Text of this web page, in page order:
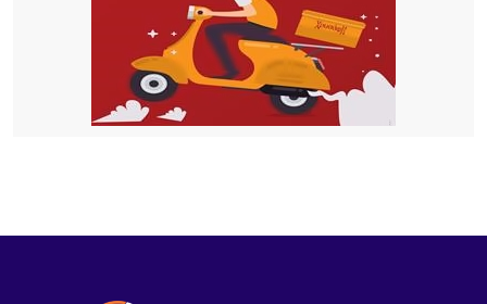
1 ΗΜΈΡΑ ΠΡΙΝ
Εθελοντές ένωσαν τις δυνάμεις τους για μια
καθαρότερη Αγία Βαρβάρα στη Λήμνο
1 ΗΜΈΡΑ ΠΡΙΝ